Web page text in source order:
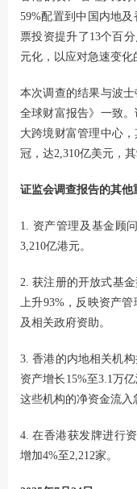
59%配置到中国内地
票投资提升了13个百
元化，以应对急速变化
本次调查的结果与波
全球财富报告》一致
大跨境财富管理中心
冠，达2,310亿美元，
证监会调查报告的其他
1. 资产管理及基金顾
3,210亿港元。
2. 获注册的开放式基
上升93%，反映资产
及相关政府资助。
3. 香港的内地相关机
资产增长15%至3.1万
这些机构的净资金流入
4. 在香港获发牌进行
增加4%至2,212家。